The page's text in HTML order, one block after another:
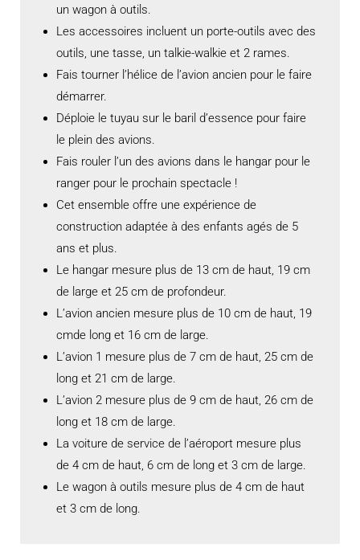
un wagon à outils.
Les accessoires incluent un porte-outils avec des
outils, une tasse, un talkie-walkie et 2 rames.
Fais tourner l’hélice de l’avion ancien pour le faire
démarrer.
Déploie le tuyau sur le baril d’essence pour faire
le plein des avions.
Fais rouler l’un des avions dans le hangar pour le
ranger pour le prochain spectacle !
Cet ensemble offre une expérience de
construction adaptée à des enfants agés de 5
ans et plus.
Le hangar mesure plus de 13 cm de haut, 19 cm
de large et 25 cm de profondeur.
L’avion ancien mesure plus de 10 cm de haut, 19
cmde long et 16 cm de large.
L’avion 1 mesure plus de 7 cm de haut, 25 cm de
long et 21 cm de large.
L’avion 2 mesure plus de 9 cm de haut, 26 cm de
long et 18 cm de large.
La voiture de service de l’aéroport mesure plus
de 4 cm de haut, 6 cm de long et 3 cm de large.
Le wagon à outils mesure plus de 4 cm de haut
et 3 cm de long.